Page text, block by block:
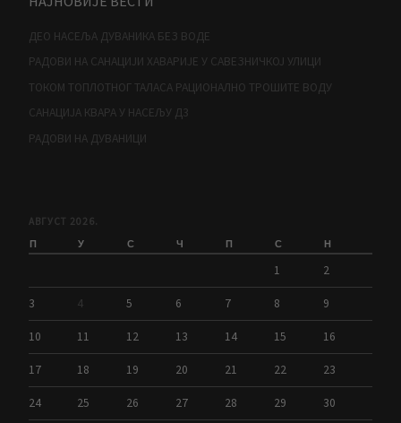
ДЕО НАСЕЉА ДУВАНИКА БЕЗ ВОДЕ
РАДОВИ НА САНАЦИЈИ ХАВАРИЈЕ У САВЕЗНИЧКОЈ УЛИЦИ
ТОКОМ ТОПЛОТНОГ ТАЛАСА РАЦИОНАЛНО ТРОШИТЕ ВОДУ
САНАЦИЈА КВАРА У НАСЕЉУ Д3
РАДОВИ НА ДУВАНИЦИ
АВГУСТ 2026.
П У С Ч П С Н
1 2
3 4 5 6 7 8 9
10 11 12 13 14 15 16
17 18 19 20 21 22 23
24 25 26 27 28 29 30